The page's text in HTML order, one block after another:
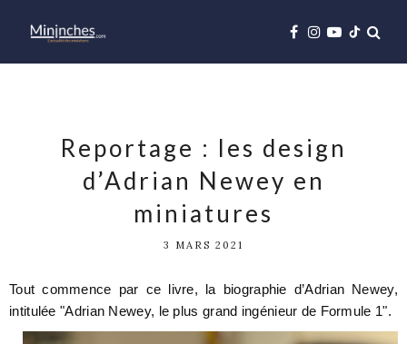
Reportage : les design
d’Adrian Newey en
miniatures
3 MARS 2021
Tout commence par ce livre, la biographie d’Adrian Newey,
intitulée "Adrian Newey, le plus grand ingénieur de Formule 1".